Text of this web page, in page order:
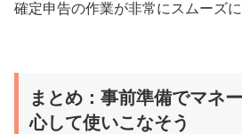
確定申告の作業が非常にスムーズに
まとめ：事前準備でマネ
心して使いこなそう